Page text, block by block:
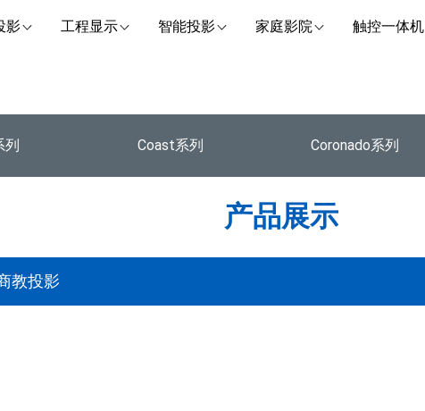
影 工程显示 智能投影 家庭影院 触控一体机
列 Coast系列 Coronado系列
产品展示
教投影